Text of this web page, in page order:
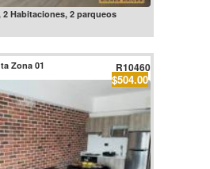
Habitaciones, 2 parqueos
Zona 01 R10460
$504.00